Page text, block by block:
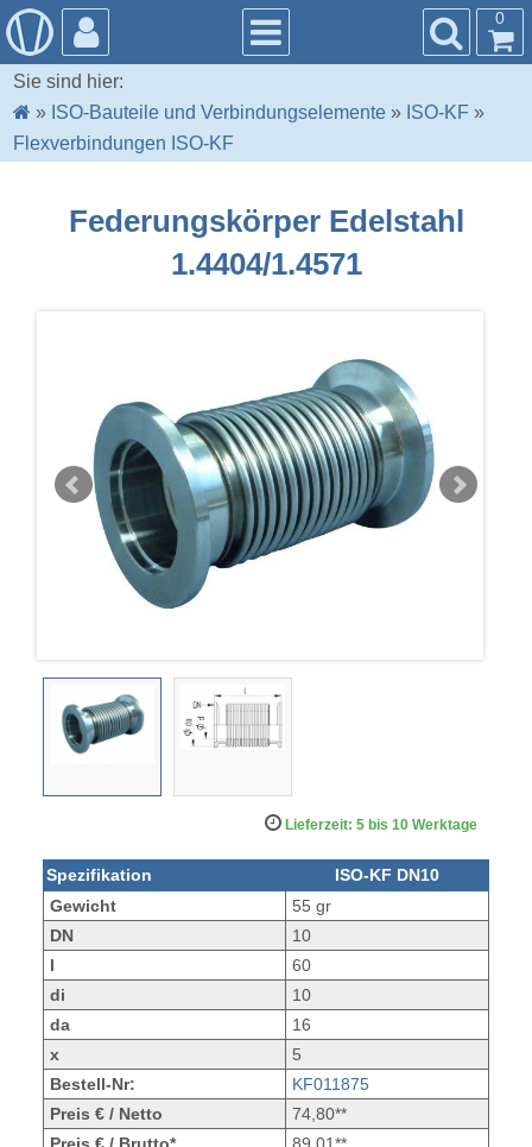
0
Sie sind hier:
» ISO-Bauteile und Verbindungselemente » ISO-KF »
Flexverbindungen ISO-KF
Federungskörper Edelstahl
1.4404/1.4571
Lieferzeit: 5 bis 10 Werktage
Spezifikation
ISO-KF DN10
Gewicht
55 gr
DN
10
l
60
di
10
da
16
x
5
Bestell-Nr:
KF011875
Preis € / Netto
74,80**
Preis € / Brutto*
89,01**